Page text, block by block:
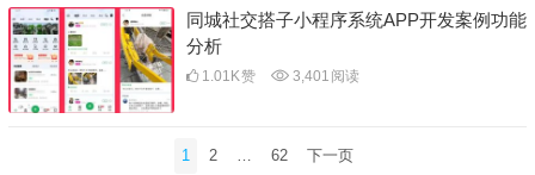
同城社交搭子小程序系统APP开发案例功能
分析
1.01K赞 3,401 阅读
1 2 62 下一页